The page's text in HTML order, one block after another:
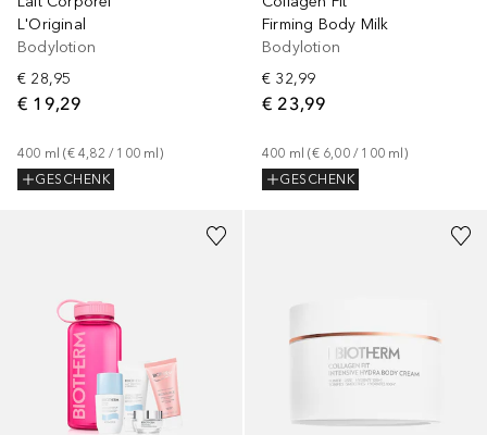
L'Original
Bodylotion
€ 28,95
€ 19,29
400 ml (€ 4,82 / 100 ml )
GESCHENK
Firming Body Milk
Bodylotion
€ 32,99
€ 23,99
400 ml (€ 6,00 / 100 ml )
GESCHENK